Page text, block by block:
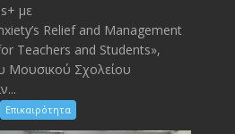
με
Relief and Management
Teachers and Students»,
Μουσικού Σχολείου
Επικαιρότητα